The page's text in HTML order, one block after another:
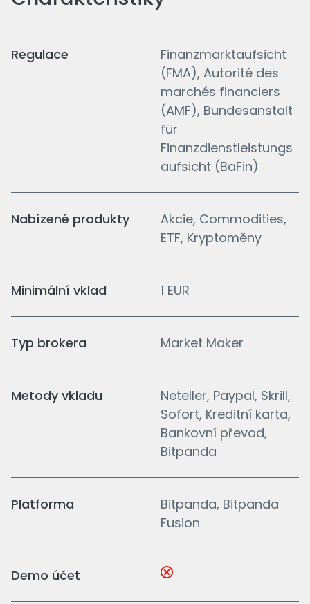
Regulace
Finanzmarktaufsicht
(FMA), Autorité des
marchés financiers
(AMF), Bundesanstalt
für
Finanzdienstleistungs
aufsicht (BaFin)
Nabízené produkty
Akcie, Commodities,
ETF, Kryptoměny
Minimální vklad 1 EUR
Typ brokera Market Maker
Metody vkladu
Neteller, Paypal, Skrill,
Sofort, Kreditní karta,
Bankovní převod,
Bitpanda
Platforma
Bitpanda, Bitpanda
Fusion
Demo účet